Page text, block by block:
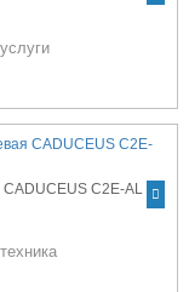
CADUCEUS C2E-AL